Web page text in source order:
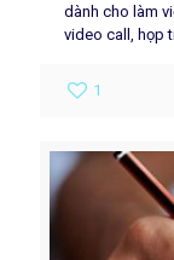
dành cho làm
video call, họp
1